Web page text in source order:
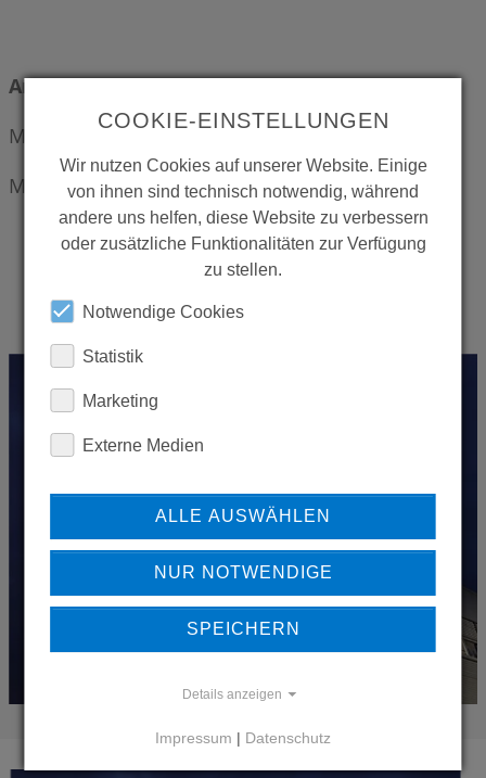
Ansprechpartner für Rückfragen:
Melanie Prüsch | Puls PR
M: +49 179 7632 399 | E:m.pruesch(at)puls-pr.de
COOKIE-EINSTELLUNGEN
Wir nutzen Cookies auf unserer Website. Einige
von ihnen sind technisch notwendig, während
andere uns helfen, diese Website zu verbessern
oder zusätzliche Funktionalitäten zur Verfügung
zu stellen.
Notwendige Cookies
Statistik
Marketing
Externe Medien
ALLE AUSWÄHLEN
NUR NOTWENDIGE
SPEICHERN
Details anzeigen
Impressum | Datenschutz